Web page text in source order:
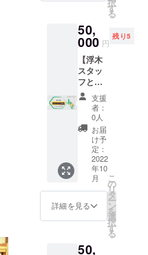
は収穫
以外と
なる場
合もあ
りま
す。 ＊
予約状
況によ
り希望
日が満
室と
なって
いる事
もあり
ますの
めのご
予約を
人数：
最大5名
まで宿
泊が可
能 ＊予
約の際
に必要
となり
ますの
で、備
考欄に
お名前
のご記
入をお
願い致
しま
す。 ＊
される
ます。
タッフ
が浮木
の過ご
し方を
人生の
休憩プ
ランと
して、
おもて
なしし
ます。
・予約
受付
日：
2022年
10月16
日から
7月末日
す
る
50,
000 円
残り5
【浮木
スタッ
フとし
て1ヶ月
滞在】
居候や
旅人が
数日ま
たは
数ヶ月
滞在し
て、宿
泊とそ
の人の
何かの
ブツブ
の様な
支援
者：
0人
お届
け予
定：
2022
年10
月
詳細を見る
こ
の
リ
タ
ー
ン
を
選
択
す
る
50,